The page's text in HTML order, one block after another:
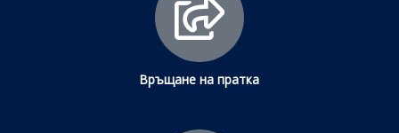
Връщане на пратка